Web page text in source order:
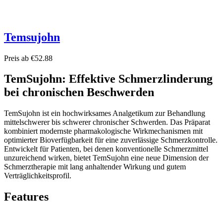
Temsujohn
Preis ab €52.88
TemSujohn: Effektive Schmerzlinderung
bei chronischen Beschwerden
TemSujohn ist ein hochwirksames Analgetikum zur Behandlung
mittelschwerer bis schwerer chronischer Schwerden. Das Präparat
kombiniert modernste pharmakologische Wirkmechanismen mit
optimierter Bioverfügbarkeit für eine zuverlässige Schmerzkontrolle.
Entwickelt für Patienten, bei denen konventionelle Schmerzmittel
unzureichend wirken, bietet TemSujohn eine neue Dimension der
Schmerztherapie mit lang anhaltender Wirkung und gutem
Verträglichkeitsprofil.
Features